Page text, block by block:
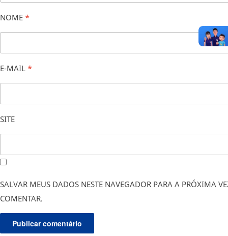
NOME *
E-MAIL *
SITE
SALVAR MEUS DADOS NESTE NAVEGADOR PARA A PRÓXIMA
COMENTAR.